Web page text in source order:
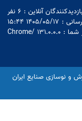
عامل ایدرو از موکب
جهرم با مشارکت
به قطب اشتغال
آنلاین : 6 نفر
05/17 15:44
شما : Chrome/ 131.0.0.0
و نوسازی صنایع ایران